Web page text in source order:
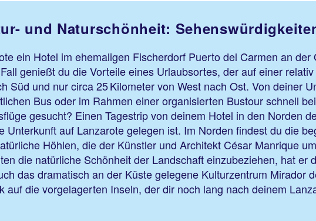
und Naturschönheit:
ein Hotel im ehemaligen Fischerdorf Puerto del Carmen an
genießt du die Vorteile eines Urlaubsortes, der auf einer
Süd und nur circa 25 Kilometer von West nach Ost. Von deiner
Bus oder im Rahmen einer organisierten Bustour schnell
gesucht? Einen Tagestrip von deinem Hotel in den Norden
Unterkunft auf Lanzarote gelegen ist. Im Norden findest du die
Höhlen, die der Künstler und Architekt César Manrique
die natürliche Schönheit der Landschaft einzubeziehen, hat er
das dramatisch an der Küste gelegene Kulturzentrum Mirador
auf die vorgelagerten Inseln, der dir noch lang nach deinem